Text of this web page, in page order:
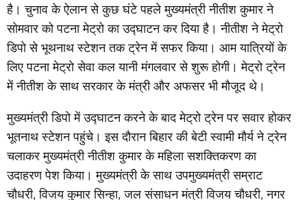
है। चुनाव के ऐलान से कुछ घंटे पहले मुख्यमंत्री नीतीश कुमार ने
सोमवार को पटना मेट्रो का उद्घाटन कर दिया है। नीतीश ने मेट्रो
डिपो से भूथनाथ स्टेशन तक ट्रेन में सफर किया। आम यात्रियों के
लिए पटना मेट्रो सेवा कल यानी मंगलवार से शुरू होगी। मेट्रो ट्रेन
में नीतीश के साथ सरकार के मंत्री और अफसर भी मौजूद थे।
मुख्यमंत्री डिपो में उद्घाटन करने के बाद मेट्रो ट्रेन पर सवार होकर
भूतनाथ स्टेशन पहुंचे। इस दौरान बिहार की बेटी स्वामी मौर्य ने ट्रेन
चलाकर मुख्यमंत्री नीतीश कुमार के महिला सशक्तिकरण का
उदाहरण पेश किया। मुख्यमंत्री के साथ उपमुख्यमंत्री सम्राट
चौधरी, विजय कुमार सिन्हा, जल संसाधन मंत्री विजय चौधरी, नगर